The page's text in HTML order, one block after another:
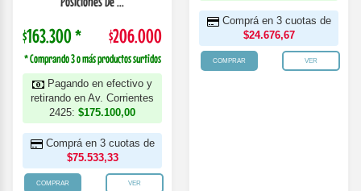
$163.300 * $206.000
* Comprando 3 o más productos surtidos
Pagando en efectivo y
retirando en Av. Corrientes
2425: $175.100,00
Comprá en 3 cuotas de
$75.533,33
COMPRAR VER
Comprá en 3 cuotas de
$24.676,67
COMPRAR VER